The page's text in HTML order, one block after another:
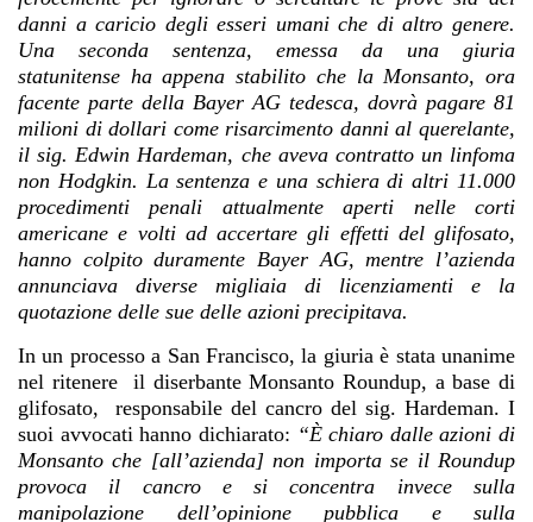
danni a caricio degli esseri umani che di altro genere.
Una seconda sentenza, emessa da una giuria
statunitense ha appena stabilito che la Monsanto, ora
facente parte della Bayer AG tedesca, dovrà pagare 81
milioni di dollari come risarcimento danni al querelante,
il sig. Edwin Hardeman, che aveva contratto un linfoma
non Hodgkin. La sentenza e una schiera di altri 11.000
procedimenti penali attualmente aperti nelle corti
americane e volti ad accertare gli effetti del glifosato,
hanno colpito duramente Bayer AG, mentre l’azienda
annunciava diverse migliaia di licenziamenti e la
quotazione delle sue delle azioni precipitava.
In un processo a San Francisco, la giuria è stata unanime
nel ritenere il diserbante Monsanto Roundup, a base di
glifosato, responsabile del cancro del sig. Hardeman. I
suoi avvocati hanno dichiarato: “È chiaro dalle azioni di
Monsanto che [all’azienda] non importa se il Roundup
provoca il cancro e si concentra invece sulla
manipolazione dell’opinione pubblica e sulla